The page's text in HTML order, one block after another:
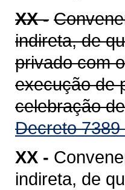
XX -
indireta, de
privado com
execução de
celebração
Decreto
XX -
indireta, de